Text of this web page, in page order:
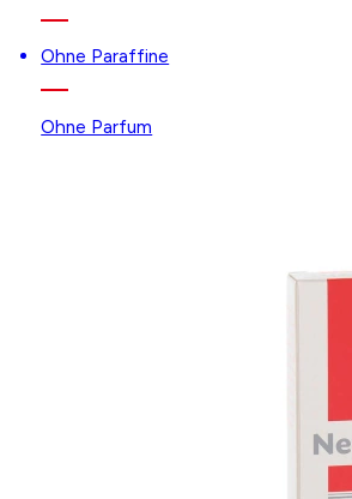
Ohne Paraffine
Ohne Parfum